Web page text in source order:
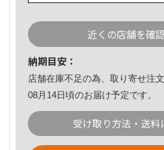
近くの店舗を確
納期目安：
店舗在庫不足の為、取り寄せ注
08月14日頃のお届け予定です。
受け取り方法・送料